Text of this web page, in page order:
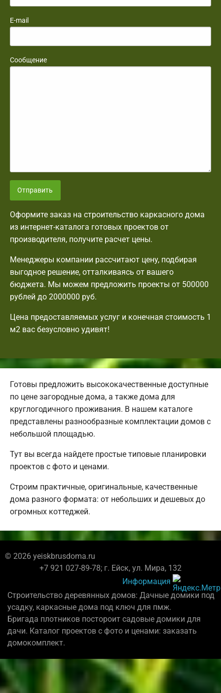
E-mail
Сообщение
Отправить
Оформите заказ на строительство каркасного дома
из интернет-каталога готовых проектов от
производителя, получите расчет цены.
Менеджеры компании рассчитают цену, подбирая
выгодное решение, отталкиваясь от вашего
бюджета. Мы можем предложить проекты от 500000
рублей до 2000000 руб.
Цена предоставляемых услуг и конечная стоимость 1
м2 вас безусловно удивят!
Готовы предложить высококачественные доступные
по цене загородные дома, а также дома для
круглогодичного проживания. В нашем каталоге
представлены разнообразные комплектации домов с
небольшой площадью.
Тут вы всегда найдете простые типовые планировки
проектов с фото и ценами.
Строим практичные, оригинальные, качественные
дома разного формата: от небольших и дешевых до
огромных коттеджей.
© 2026 yeiskbrusdoma.ru
+7 921 027-89-78; г. Ейск, ул. Мира, 132
Информация
Строительство деревянных домов: Дачные домики под
усадку, каркасные дома под ключ для пмж.
Бригада плотников постороит садовые домики для
дачи. Каталог проектов с фото и ценами: заказать
домокомплект.